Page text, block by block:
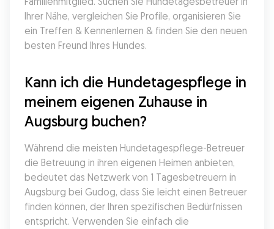
Ihrer Nähe, vergleichen Sie Profile, organisieren Sie
ein Treffen & Kennenlernen & finden Sie den neuen
besten Freund Ihres Hundes.
Kann ich die Hundetagespflege in
meinem eigenen Zuhause in
Augsburg buchen?
Während die meisten Hundetagespflege-Betreuer
die Betreuung in ihren eigenen Heimen anbieten,
bedeutet das Netzwerk von 1 Tagesbetreuern in
Augsburg bei Gudog, dass Sie leicht einen Betreuer
finden können, der Ihren spezifischen Bedürfnissen
entspricht. Verwenden Sie einfach die